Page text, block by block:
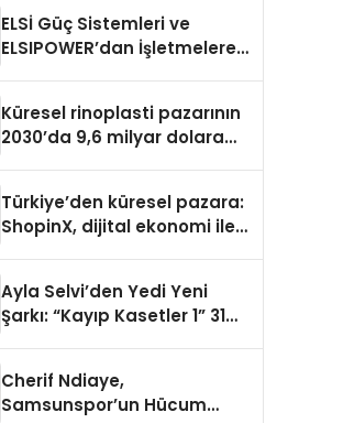
ELSİ Güç Sistemleri ve
ELSIPOWER’dan İşletmelere
Küresel rinoplasti pazarının
2030’da 9,6 milyar dolara
Türkiye’den küresel pazara:
ShopinX, dijital ekonomi ile
Ayla Selvi’den Yedi Yeni
Şarkı: “Kayıp Kasetler 1” 31
Cherif Ndiaye,
Samsunspor’un Hücum